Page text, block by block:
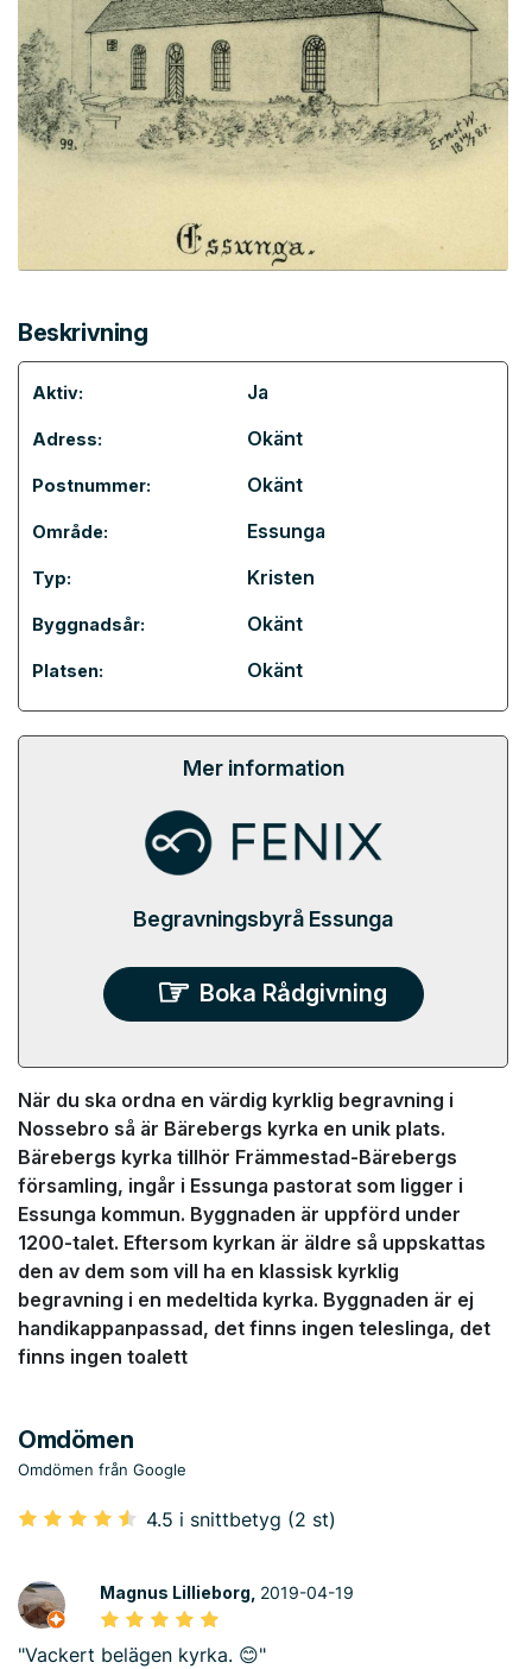
Beskrivning
Aktiv: Ja
Adress: Okänt
Postnummer: Okänt
Område: Essunga
Typ: Kristen
Byggnadsår: Okänt
Platsen: Okänt
Mer information
Begravningsbyrå Essunga
Boka Rådgivning
När du ska ordna en värdig kyrklig begravning i
Nossebro så är Bärebergs kyrka en unik plats.
Bärebergs kyrka tillhör Främmestad-Bärebergs
församling, ingår i Essunga pastorat som ligger i
Essunga kommun. Byggnaden är uppförd under
1200-talet. Eftersom kyrkan är äldre så uppskattas
den av dem som vill ha en klassisk kyrklig
begravning i en medeltida kyrka. Byggnaden är ej
handikappanpassad, det finns ingen teleslinga, det
finns ingen toalett
Omdömen
Omdömen från Google
4.5 i snittbetyg (2 st)
Magnus Lillieborg, 2019-04-19
"Vackert belägen kyrka. 😊"